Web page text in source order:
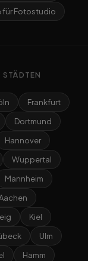
für Fotostudio
Frankfurt
Dortmund
Hannover
Wuppertal
Mannheim
Kiel
Ulm
Hamm